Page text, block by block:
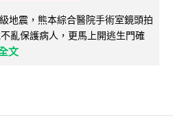
地震，熊本綜合醫院手術室鏡頭拍
亂保護病人，更馬上開逃生門確
文